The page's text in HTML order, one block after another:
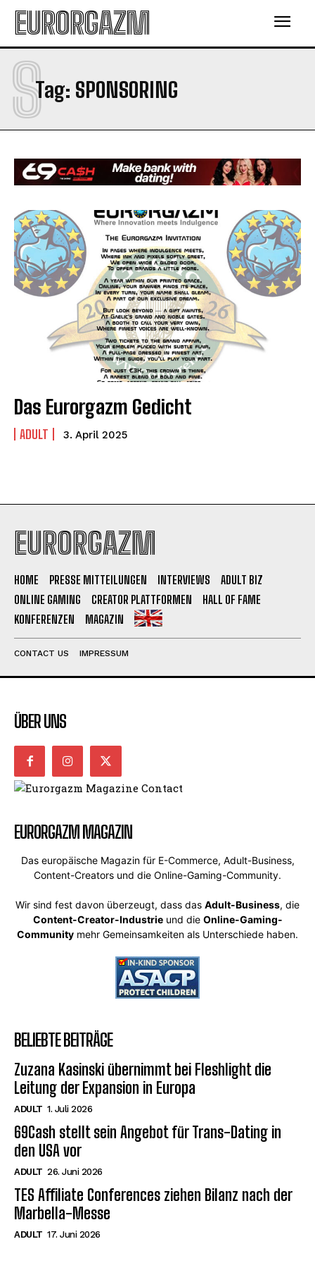
EURORGAZM
Tag: SPONSORING
S
Das Eurorgazm Gedicht
ADULT 3. April 2025
EURORGAZM
HOME PRESSE MITTEILUNGEN INTERVIEWS
ADULT BIZ
ONLINE GAMING
CREATOR PLATTFORMEN
HALL OF FAME
KONFERENZEN
MAGAZIN
CONTACT US IMPRESSUM
ÜBER UNS
EURORGAZM MAGAZIN
Das europäische Magazin für E-Commerce, Adult-Business,
Content-Creators und die Online-Gaming-Community.
Wir sind fest davon überzeugt, dass das Adult-Business, die
Content-Creator-Industrieund die Online-Gaming-
Community mehr Gemeinsamkeiten als Unterschiede haben.
BELIEBTE BEITRÄGE
Zuzana Kasinski übernimmt bei Fleshlight die
Leitung der Expansion in Europa
ADULT 1. Juli 2026
69Cash stellt sein Angebot für Trans-Dating in
den USA vor
ADULT 26. Juni 2026
TES Affiliate Conferences ziehen Bilanz nach der
Marbella-Messe
ADULT 17. Juni 2026